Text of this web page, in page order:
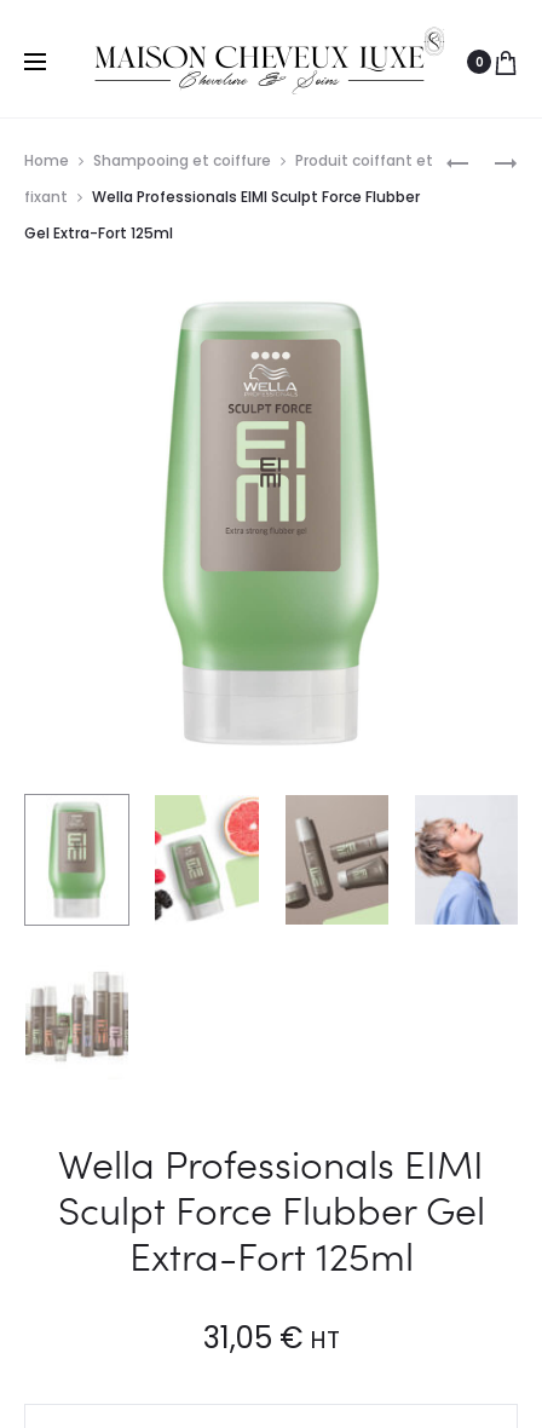
0
WELLA
WELLA
Home Shampooing et coiffure
Produit coiffant et
fixant
Wella Professionals EIMI Sculpt Force Flubber
Gel Extra-Fort 125ml
Wella Professionals EIMI
Sculpt Force Flubber Gel
Extra-Fort 125ml
31,05 € HT